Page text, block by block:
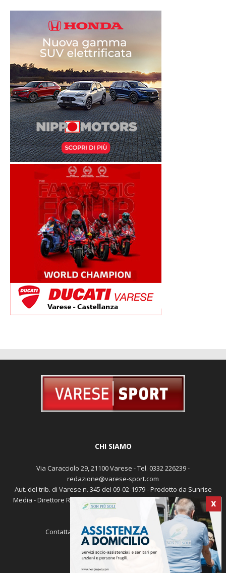
X
CHI SIAMO
Via Caracciolo 29, 21100 Varese - Tel. 0332 226239 -
redazione@varese-sport.com
Aut. del trib. di Varese n. 345 del 09-02-1979 - Prodotto da Sunrise
Media - Direttore Responsabile: Michele Marocco -Cookie policy
Pubblicità
Contattaci: redazione@varese-sport.com
SEGUICI